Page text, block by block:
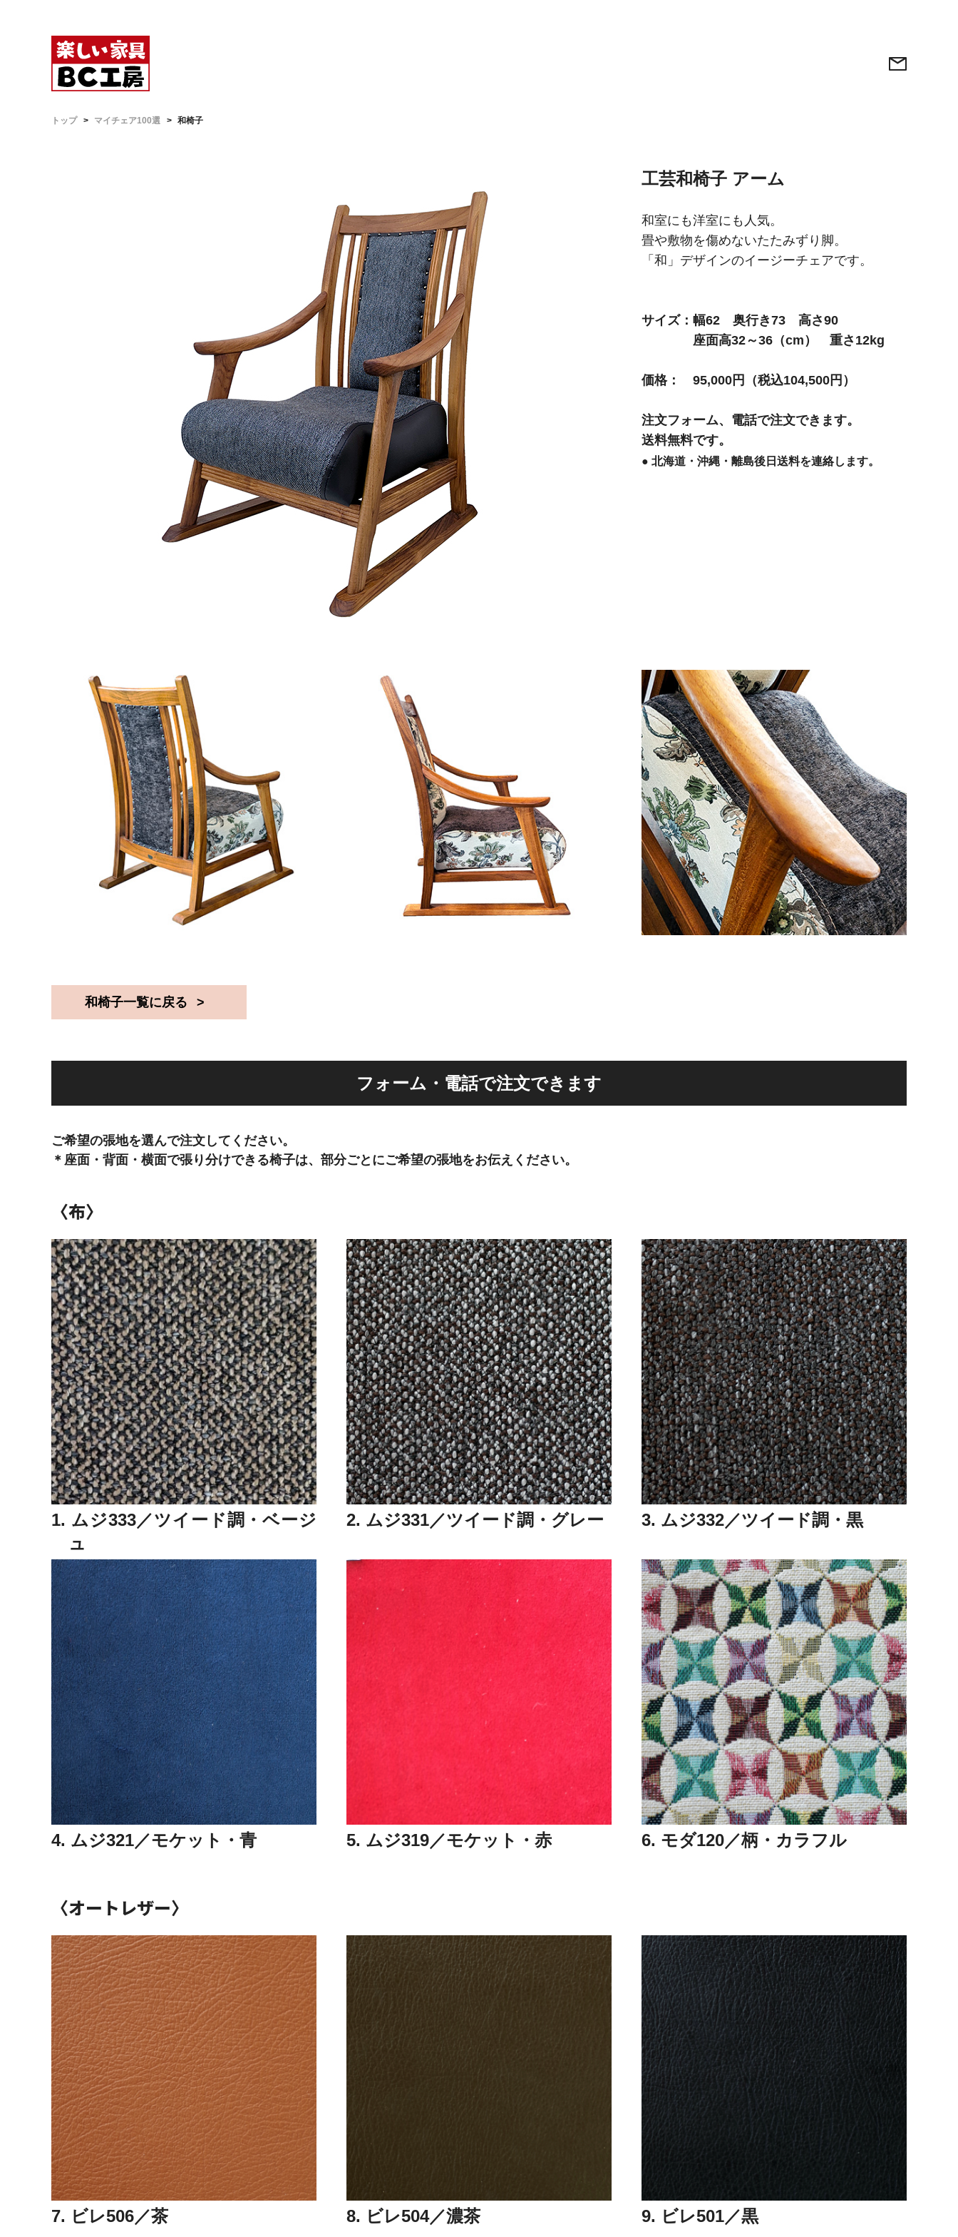
トップ マイチェア100選 和椅子
工芸和椅子 アーム
和室にも洋室にも人気。
畳や敷物を傷めないたたみずり脚。
「和」デザインのイージーチェアです。
サイズ
幅62 奥行き73 高さ90
座面高32～36（cm） 重さ12kg
価格 95,000円（税込104,500円）
注文フォーム、電話で注文できます。
送料無料です。
北海道・沖縄・離島後日送料を連絡します。
和椅子一覧に戻る
フォーム・電話で注文できます
ご希望の張地を選んで注文してください。
＊座面・背面・横面で張り分けできる椅子は、部分ごとにご希望の張地をお伝えください。
〈布〉
1. ムジ333／ツイード調・ベージ
ュ
2. ムジ331／ツイード調・グレー 3. ムジ332／ツイード調・黒
4. ムジ321／モケット・青 5. ムジ319／モケット・赤 6. モダ120／柄・カラフル
〈オートレザー〉
7. ビレ506／茶 8. ビレ504／濃茶 9. ビレ501／黒